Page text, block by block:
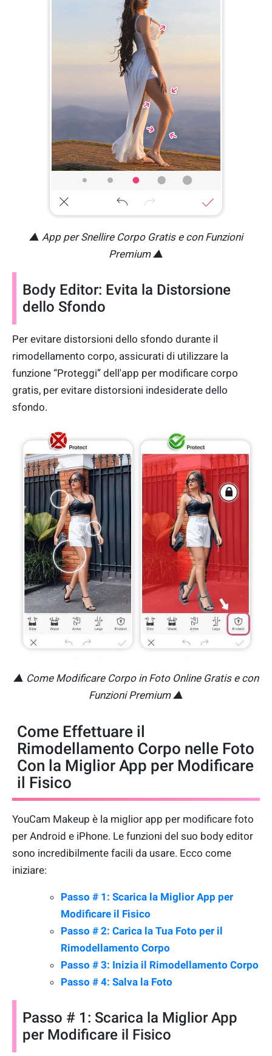
▲ App per Snellire Corpo Gratis e con Funzioni
Premium ▲
Body Editor: Evita la Distorsione
dello Sfondo
Per evitare distorsioni dello sfondo durante il
rimodellamento corpo, assicurati di utilizzare la
funzione “Proteggi” dell'app per modificare corpo
gratis, per evitare distorsioni indesiderate dello
sfondo.
▲ Come Modificare Corpo in Foto Online Gratis e con
Funzioni Premium ▲
Come Effettuare il
Rimodellamento Corpo nelle Foto
Con la Miglior App per Modificare
il Fisico
YouCam Makeup è la miglior app per modificare foto
per Android e iPhone. Le funzioni del suo body editor
sono incredibilmente facili da usare. Ecco come
iniziare:
Passo # 1: Scarica la Miglior App per
Modificare il Fisico
Passo # 2: Carica la Tua Foto per il
Rimodellamento Corpo
Passo # 3: Inizia il Rimodellamento Corpo
Passo # 4: Salva la Foto
Passo # 1: Scarica la Miglior App
per Modificare il Fisico